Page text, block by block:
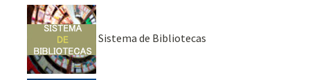
Sistema de Bibliotecas